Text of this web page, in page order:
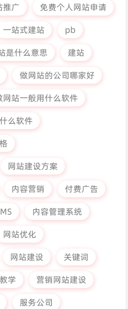
推广
免费个人网站申请
一站式建站
pb
是什么意思
建站
做网站的公司哪家好
网站一般用什么软件
么软件
网站建设方案
内容营销
付费广告
内容管理系统
网站优化
网站建设
关键词
学
营销网站建设
服务公司